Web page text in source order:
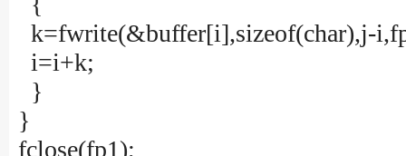
k=fwrite(&buffer[i],sizeof(char),j-
i=i+k;
}
}
fclose(fp1);